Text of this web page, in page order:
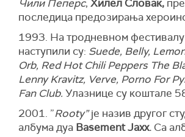
Чили Пеперс, Хилел Словак,
последица предозирања
1993. На тродневном фестивалу
наступили су: Suede, Belly,
Orb, Red Hot Chili Peppers The
Lenny Kravitz, Verve, Porno For
Fan Club. Улазнице су коштале
2001. ”Rooty”је назив другог
албума дуа Basement Jaxx. Са